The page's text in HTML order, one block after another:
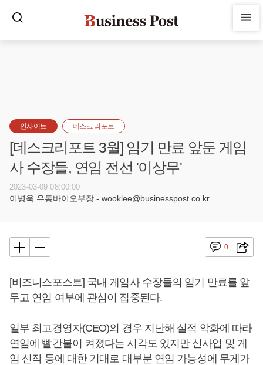
인사이트 데스크 리포트
[데스크리포트 3월] 임기 만료 앞둔 게임
사 수장들, 연임 전선 '이상무'
2023-03-09 08:00:00
이병욱 유통바이오부장 - wooklee@businesspost.co.kr
0
[비즈니스포스트] 국내 게임사 수장들의 임기 만료를 앞
두고 연임 여부에 관심이 집중된다.
일부 최고경영자(CEO)의 경우 지난해 실적 악화에 따라
연임에 빨간불이 켜졌다는 시각도 있지만 신사업 및 게
임 신작 등에 대한 기대로 대부분 연임 가능성에 무게가